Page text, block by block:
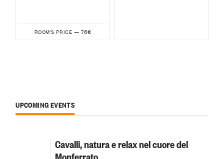
ROOM'S PRICE — 76€
UPCOMING EVENTS
Cavalli, natura e relax nel cuore del